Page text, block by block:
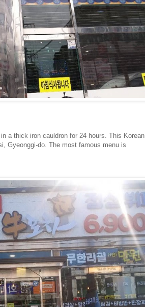
a thick iron cauldron for 24 hours. This Korean
Gyeonggi-do. The most famous menu is